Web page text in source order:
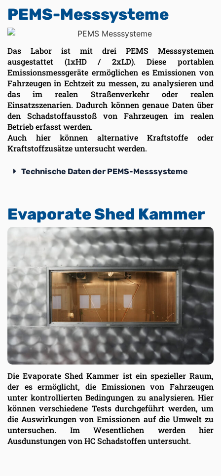
PEMS-Messsysteme
Das Labor ist mit drei PEMS Messsystemen
ausgestattet (1xHD / 2xLD). Diese portablen
Emissionsmessgeräte ermöglichen es Emissionen von
Fahrzeugen in Echtzeit zu messen, zu analysieren und
das im realen Straßenverkehr oder realen
Einsatzszenarien. Dadurch können genaue Daten über
den Schadstoffausstoß von Fahrzeugen im realen
Betrieb erfasst werden.
Auch hier können alternative Kraftstoffe oder
Kraftstoffzusätze untersucht werden.
Technische Daten der PEMS-Messsysteme
Evaporate Shed Kammer
Die Evaporate Shed Kammer ist ein spezieller Raum,
der es ermöglicht, die Emissionen von Fahrzeugen
unter kontrollierten Bedingungen zu analysieren. Hier
können verschiedene Tests durchgeführt werden, um
die Auswirkungen von Emissionen auf die Umwelt zu
untersuchen. Im Wesentlichen werden hier
Ausdunstungen von HC Schadstoffen untersucht.